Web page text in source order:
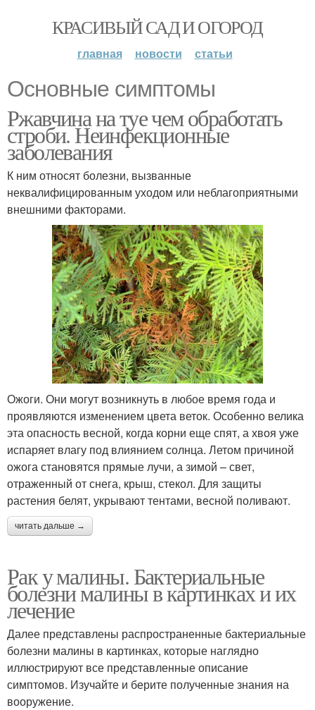
КРАСИВЫЙ САД И ОГОРОД
главная новости статьи
Основные симптомы
Ржавчина на туе чем обработать
строби. Неинфекционные
заболевания
К ним относят болезни, вызванные
неквалифицированным уходом или неблагоприятными
внешними факторами.
Ожоги. Они могут возникнуть в любое время года и
проявляются изменением цвета веток. Особенно велика
эта опасность весной, когда корни еще спят, а хвоя уже
испаряет влагу под влиянием солнца. Летом причиной
ожога становятся прямые лучи, а зимой – свет,
отраженный от снега, крыш, стекол. Для защиты
растения белят, укрывают тентами, весной поливают.
читать дальше →
Рак у малины. Бактериальные
болезни малины в картинках и их
лечение
Далее представлены распространенные бактериальные
болезни малины в картинках, которые наглядно
иллюстрируют все представленные описание
симптомов. Изучайте и берите полученные знания на
вооружение.